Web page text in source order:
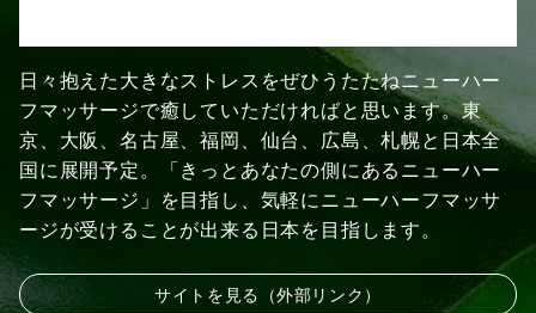
日々抱えた大きなストレスをぜひうたたねニューハー
フマッサージで癒していただければと思います。東
京、大阪、名古屋、福岡、仙台、広島、札幌と日本全
国に展開予定。「きっとあなたの側にあるニューハー
フマッサージ」を目指し、気軽にニューハーフマッサ
ージが受けることが出来る日本を目指します。
サイトを見る（外部リンク）